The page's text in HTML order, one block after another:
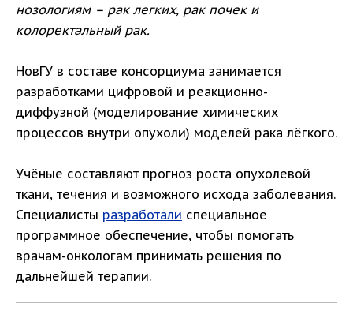
нозологиям – рак легких, рак почек и
колоректальный рак.
НовГУ в составе консорциума занимается
разработками цифровой и реакционно-
диффузной (моделирование химических
процессов внутри опухоли) моделей рака лёгкого.
Учёные составляют прогноз роста опухолевой
ткани, течения и возможного исхода заболевания.
Специалисты разработали специальное
программное обеспечение, чтобы помогать
врачам-онкологам принимать решения по
дальнейшей терапии.